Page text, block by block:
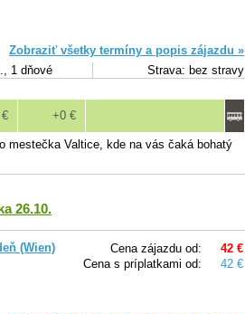
Zobraziť všetky termíny a popis zájazdu »
1 dňové Strava: bez stravy
+0 €
mestečka Valtice, kde na vás čaká bohatý
26.10.
Cena zájazdu od:
42 €
Cena s príplatkami od:
42 €
(Wien)